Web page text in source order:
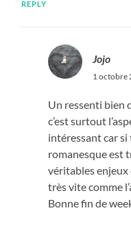
REPLY
Jojo
1 octobre
Un ressenti bien
c’est surtout
intéressant car si
romanesque est
véritables enjeux
très vite comme
Bonne fin de